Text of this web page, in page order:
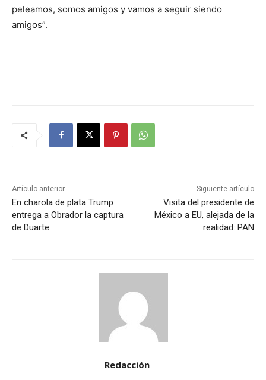
peleamos, somos amigos y vamos a seguir siendo
amigos”.
Artículo anterior
En charola de plata Trump
entrega a Obrador la captura
de Duarte
Siguiente artículo
Visita del presidente de
México a EU, alejada de la
realidad: PAN
Redacción